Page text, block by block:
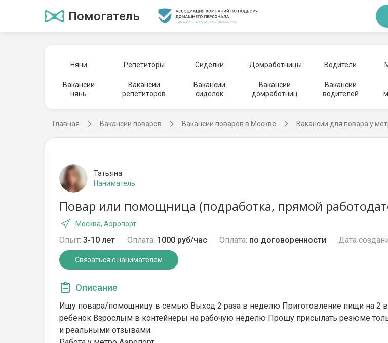
Помогатель
Няни Репетиторы Сиделки Домработницы Водители
Вакансии
нянь
Вакансии
репетиторов
Вакансии
сиделок
Вакансии
домработниц
Вакансии
водителей
Главная Вакансии поваров Вакансии поваров в Москве Вакансии для повара у
Татьяна
Наниматель
Повар или помощница (подработка, прямой
Москва, Аэропорт
Опыт: 3-10 лет Оплата: 1000 руб/час Оплата: по договоренности Дата
Связаться с нанимателем
Описание
Ищу повара/помощницу в семью Выход 2 раза в неделю Приготовление пищи на 2
ребёнок Взрослым в контейнеры на рабочую неделю Прошу присылать резюме
и реальными отзывами